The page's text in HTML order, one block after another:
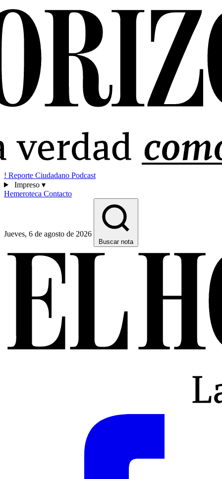
! Reporte Ciudadano Podcast
Impreso ▾
Hemeroteca Contacto
Jueves, 6 de agosto de 2026
Buscar nota